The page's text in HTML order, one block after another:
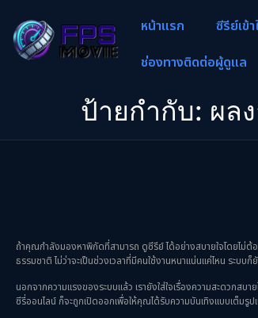
หน้าแรก ซีรีย์เข้
ช่องทางติดต่อผู้ดูแล
ป้ายกำกับ: ผล
ถ้าคุณกำลังมองหาพิกัดที่สามารถ ดูซีรีย์ ได้อย่างสบายใจโดยไม่
ธรรมชาติ ไม่ว่าจะเป็นช่วงเวลาที่มีคนใช้งานหนาแน่นแค่ไหน ระบบ
นอกจากความแรงของระบบแล้ว เรายังใส่ใจเรื่องความสะดวกส
ซีรี่ออนไลน์ ก็จะถูกเปิดออกเพื่อให้คุณได้รับความบันเทิงแบบเต็มรู